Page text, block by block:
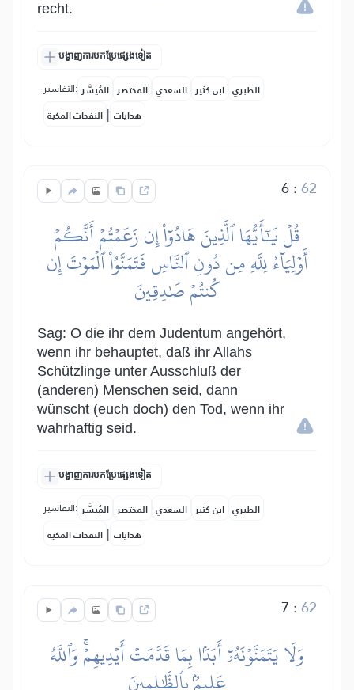
recht.
បង្ហាញការបកប្រែផ្សេងទៀត
التفاسير: المُيسَّر المختصر السعدي ابن كثير الطبري
النفحات المكية | هدايات
6:62
قُلۡ يَٰٓأَيُّهَا ٱلَّذِينَ هَادُوٓاْ إِن زَعَمۡتُمۡ أَنَّكُمۡ
أَوۡلِيَآءُ لِلَّهِ مِن دُونِ ٱلنَّاسِ فَتَمَنَّوُاْ ٱلۡمَوۡتَ إِن
كُنتُمۡ صَٰدِقِينَ
Sag: O die ihr dem Judentum angehört,
wenn ihr behauptet, daß ihr Allahs
Schützlinge unter Ausschluß der
(anderen) Menschen seid, dann
wünscht (euch doch) den Tod, wenn ihr
wahrhaftig seid.
បង្ហាញការបកប្រែផ្សេងទៀត
التفاسير: المُيسَّر المختصر السعدي ابن كثير الطبري
النفحات المكية | هدايات
7 :62
وَلَا يَتَمَنَّوۡنَهُۥٓ أَبَدَۢا بِمَا قَدَّمَتۡ أَيۡدِيهِمۡۚ وَٱللَّهُ
عَلِيمُۢ بِٱلظَّٰلِمِينَ